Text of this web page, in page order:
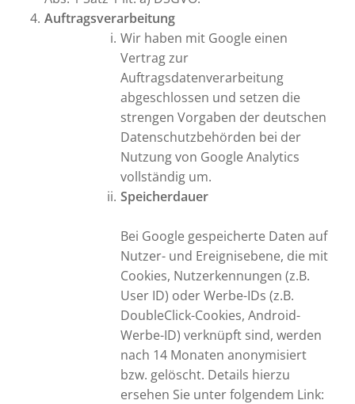
Auftragsverarbeitung
Wir haben mit Google einen
Vertrag zur
Auftragsdatenverarbeitung
abgeschlossen und setzen die
strengen Vorgaben der deutschen
Datenschutzbehörden bei der
Nutzung von Google Analytics
vollständig um.
Speicherdauer
Bei Google gespeicherte Daten auf
Nutzer- und Ereignisebene, die mit
Cookies, Nutzerkennungen (z.B.
User ID) oder Werbe-IDs (z.B.
DoubleClick-Cookies, Android-
Werbe-ID) verknüpft sind, werden
nach 14 Monaten anonymisiert
bzw. gelöscht. Details hierzu
ersehen Sie unter folgendem Link: